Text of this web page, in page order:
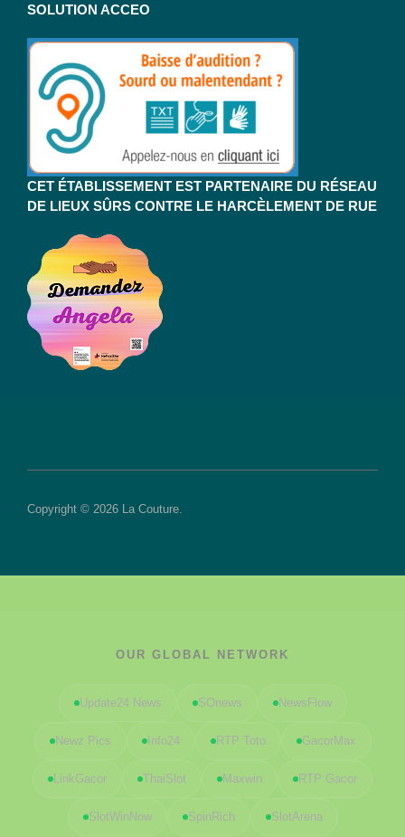
SOLUTION ACCEO
CET ÉTABLISSEMENT EST PARTENAIRE DU RÉSEAU
DE LIEUX SÛRS CONTRE LE HARCÈLEMENT DE RUE
Copyright © 2026 La Couture.
OUR GLOBAL NETWORK
Update24 News SOnews NewsFlow
Newz Pics Info24 RTP Toto GacorMax
LinkGacor ThaiSlot Maxwin RTP Gacor
SlotWinNow SpinRich SlotArena